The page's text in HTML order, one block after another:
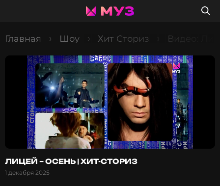
Главная Шоу Хит Сториз Видео:
ЛИЦЕЙ – ОСЕНЬ | ХИТ-СТОРИЗ
1 декабря 2025